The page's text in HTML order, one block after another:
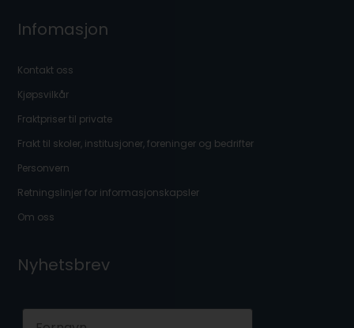
Infomasjon
Kontakt oss
Kjøpsvilkår
Fraktpriser til private
Frakt til skoler, institusjoner, foreninger og bedrifter
Personvern
Retningslinjer for informasjonskapsler
Om oss
Nyhetsbrev